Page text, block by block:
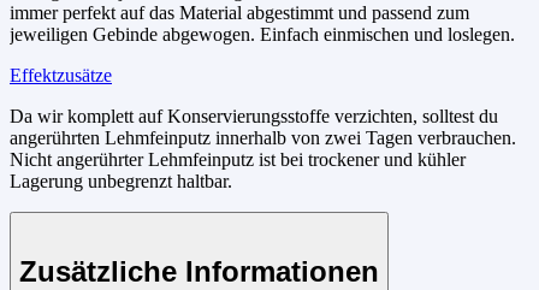
immer perfekt auf das Material abgestimmt und passend zum
jeweiligen Gebinde abgewogen. Einfach einmischen und loslegen.
Effektzusätze
Da wir komplett auf Konservierungsstoffe verzichten, solltest du
angerührten Lehmfeinputz innerhalb von zwei Tagen verbrauchen.
Nicht angerührter Lehmfeinputz ist bei trockener und kühler
Lagerung unbegrenzt haltbar.
Zusätzliche Informationen